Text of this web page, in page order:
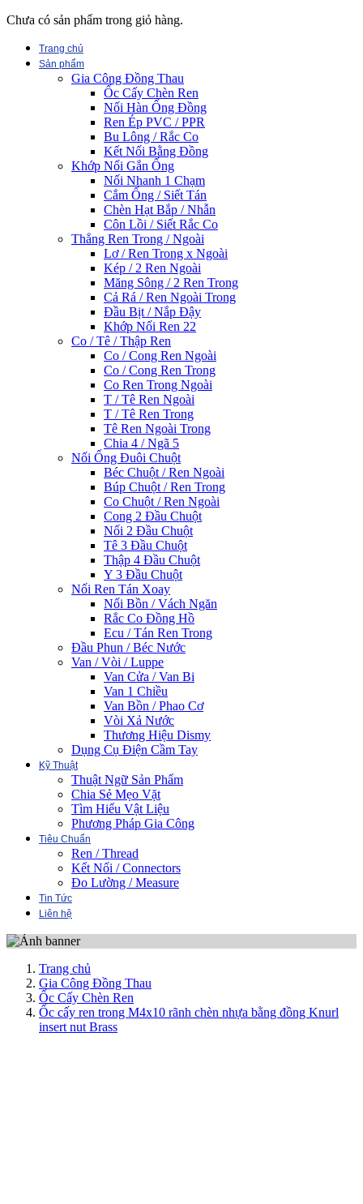
Chưa có sản phẩm trong giỏ hàng.
Trang chủ
Sản phẩm
Gia Công Đồng Thau
Ốc Cấy Chèn Ren
Nối Hàn Ống Đồng
Ren Ép PVC / PPR
Bu Lông / Rắc Co
Kết Nối Bằng Đồng
Khớp Nối Gắn Ống
Nối Nhanh 1 Chạm
Cắm Ống / Siết Tán
Chèn Hạt Bắp / Nhẫn
Côn Lồi / Siết Rắc Co
Thẳng Ren Trong / Ngoài
Lơ / Ren Trong x Ngoài
Kép / 2 Ren Ngoài
Măng Sông / 2 Ren Trong
Cả Rá / Ren Ngoài Trong
Đầu Bịt / Nắp Đậy
Khớp Nối Ren 22
Co / Tê / Thập Ren
Co / Cong Ren Ngoài
Co / Cong Ren Trong
Co Ren Trong Ngoài
T / Tê Ren Ngoài
T / Tê Ren Trong
Tê Ren Ngoài Trong
Chia 4 / Ngã 5
Nối Ống Đuôi Chuột
Béc Chuột / Ren Ngoài
Búp Chuột / Ren Trong
Co Chuột / Ren Ngoài
Cong 2 Đầu Chuột
Nối 2 Đầu Chuột
Tê 3 Đầu Chuột
Thập 4 Đầu Chuột
Y 3 Đầu Chuột
Nối Ren Tán Xoay
Nối Bồn / Vách Ngăn
Rắc Co Đồng Hồ
Ecu / Tán Ren Trong
Đầu Phun / Béc Nước
Van / Vòi / Luppe
Van Cửa / Van Bi
Van 1 Chiều
Van Bồn / Phao Cơ
Vòi Xả Nước
Thương Hiệu Dismy
Dụng Cụ Điện Cầm Tay
Kỹ Thuật
Thuật Ngữ Sản Phẩm
Chia Sẻ Mẹo Vặt
Tìm Hiểu Vật Liệu
Phương Pháp Gia Công
Tiêu Chuẩn
Ren / Thread
Kết Nối / Connectors
Đo Lường / Measure
Tin Tức
Liên hệ
Trang chủ
Gia Công Đồng Thau
Ốc Cấy Chèn Ren
Ốc cấy ren trong M4x10 rãnh chèn nhựa bằng đồng Knurl
insert nut Brass